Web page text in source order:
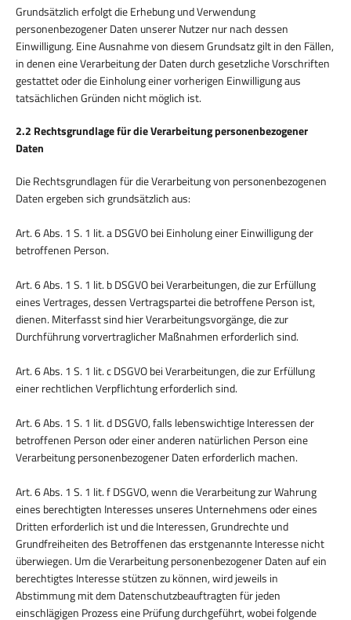
Grundsätzlich erfolgt die Erhebung und Verwendung
personenbezogener Daten unserer Nutzer nur nach dessen
Einwilligung. Eine Ausnahme von diesem Grundsatz gilt in den Fällen,
in denen eine Verarbeitung der Daten durch gesetzliche Vorschriften
gestattet oder die Einholung einer vorherigen Einwilligung aus
tatsächlichen Gründen nicht möglich ist.
2.2 Rechtsgrundlage für die Verarbeitung personenbezogener
Daten
Die Rechtsgrundlagen für die Verarbeitung von personenbezogenen
Daten ergeben sich grundsätzlich aus:
Art. 6 Abs. 1 S. 1 lit. a DSGVO bei Einholung einer Einwilligung der
betroffenen Person.
Art. 6 Abs. 1 S. 1 lit. b DSGVO bei Verarbeitungen, die zur Erfüllung
eines Vertrages, dessen Vertragspartei die betroffene Person ist,
dienen. Miterfasst sind hier Verarbeitungsvorgänge, die zur
Durchführung vorvertraglicher Maßnahmen erforderlich sind.
Art. 6 Abs. 1 S. 1 lit. c DSGVO bei Verarbeitungen, die zur Erfüllung
einer rechtlichen Verpflichtung erforderlich sind.
Art. 6 Abs. 1 S. 1 lit. d DSGVO, falls lebenswichtige Interessen der
betroffenen Person oder einer anderen natürlichen Person eine
Verarbeitung personenbezogener Daten erforderlich machen.
Art. 6 Abs. 1 S. 1 lit. f DSGVO, wenn die Verarbeitung zur Wahrung
eines berechtigten Interesses unseres Unternehmens oder eines
Dritten erforderlich ist und die Interessen, Grundrechte und
Grundfreiheiten des Betroffenen das erstgenannte Interesse nicht
überwiegen. Um die Verarbeitung personenbezogener Daten auf ein
berechtigtes Interesse stützen zu können, wird jeweils in
Abstimmung mit dem Datenschutzbeauftragten für jeden
einschlägigen Prozess eine Prüfung durchgeführt, wobei folgende